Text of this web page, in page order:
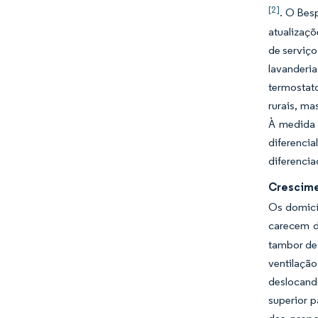
[2]. O
de
rurais,
À
Os
carecem
tambor
superior